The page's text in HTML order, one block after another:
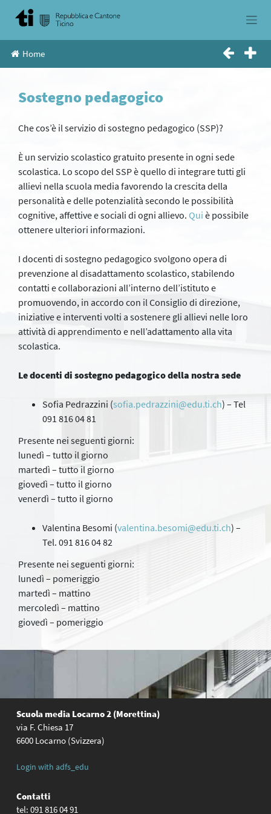
Home
Sostegno pedagogico
Che cos’è il servizio di sostegno pedagogico (SSP)?
È un servizio scolastico gratuito presente in ogni sede
scolastica. Lo scopo del SSP è quello di integrare tutti gli
allievi nella scuola media favorendo la crescita della
personalità e delle potenzialità secondo le possibilità
cognitive, affettive e sociali di ogni allievo. Qui è possibile
ottenere ulteriori informazioni.
I docenti di sostegno pedagogico svolgono opera di
prevenzione al disadattamento scolastico, stabilendo
contatti e collaborazioni all’interno dell’istituto e
promuovendo, in accordo con il Consiglio di direzione,
iniziative e interventi volti a sostenere gli allievi nelle loro
attività di apprendimento e nell’adattamento alla vita
scolastica.
Le docenti di sostegno pedagogico della nostra sede
Sofia Pedrazzini (sofia.pedrazzini@edu.ti.ch) – Tel
091 816 04 81
Presente nei seguenti giorni:
lunedì – tutto il giorno
martedì – tutto il giorno
giovedì – tutto il giorno
venerdì – tutto il giorno
Valentina Besomi (valentina.besomi@edu.ti.ch) –
Tel. 091 816 04 82
Presente nei seguenti giorni:
lunedì – pomeriggio
martedì – mattino
mercoledì – mattino
giovedì – pomeriggio
Scuola media Locarno 2 (Morettina)
via F. Chiesa 17
6600 Locarno (Svizzera)
Login with adfs_edu
Contatti
tel: 091 816 04 91